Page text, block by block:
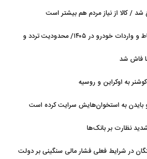
شد / کالا از نیاز مردم هم بیشتر است
ابلاغ قوانین جدید اسقاط و واردات خودرو در ۱۴۰۵/ محدودیت تردد و
فاش شد
به اوکراین و روسیه
بایدن به استخوان‌هایش سرایت کرده است
نظارت بر بانک‌ها
در شرایط فعلی فشار مالی سنگینی بر دولت